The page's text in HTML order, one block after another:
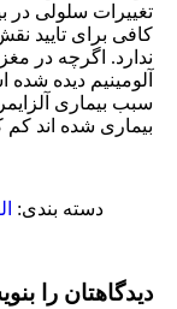
تغییرات سلولی در
کافی برای تایید
ندارد. اگرچه در
آلومینیم دیده
سبب بیماری
بیماری شده اند کم
دسته بندی:
دیدگاهتان را